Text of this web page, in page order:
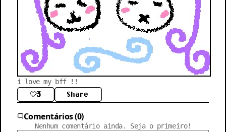
i love my bff !!
3 Share
Comentários (0)
Nenhum comentário ainda. Seja o primeiro!